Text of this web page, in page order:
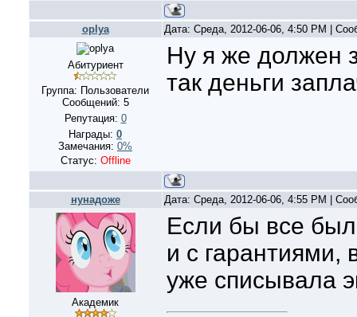
oplya Дата: Среда, 2012-06-06, 4:50 PM |
Абитуриент
Группа: Пользователи
Сообщений: 5
Репутация: 0
Награды: 0
Замечания: 0%
Статус: Offline
Ну я же должен
так деньги
нунадоже Дата: Среда, 2012-06-06, 4:55 PM |
Академик
Если бы все
и с гарантиями,
уже списывала